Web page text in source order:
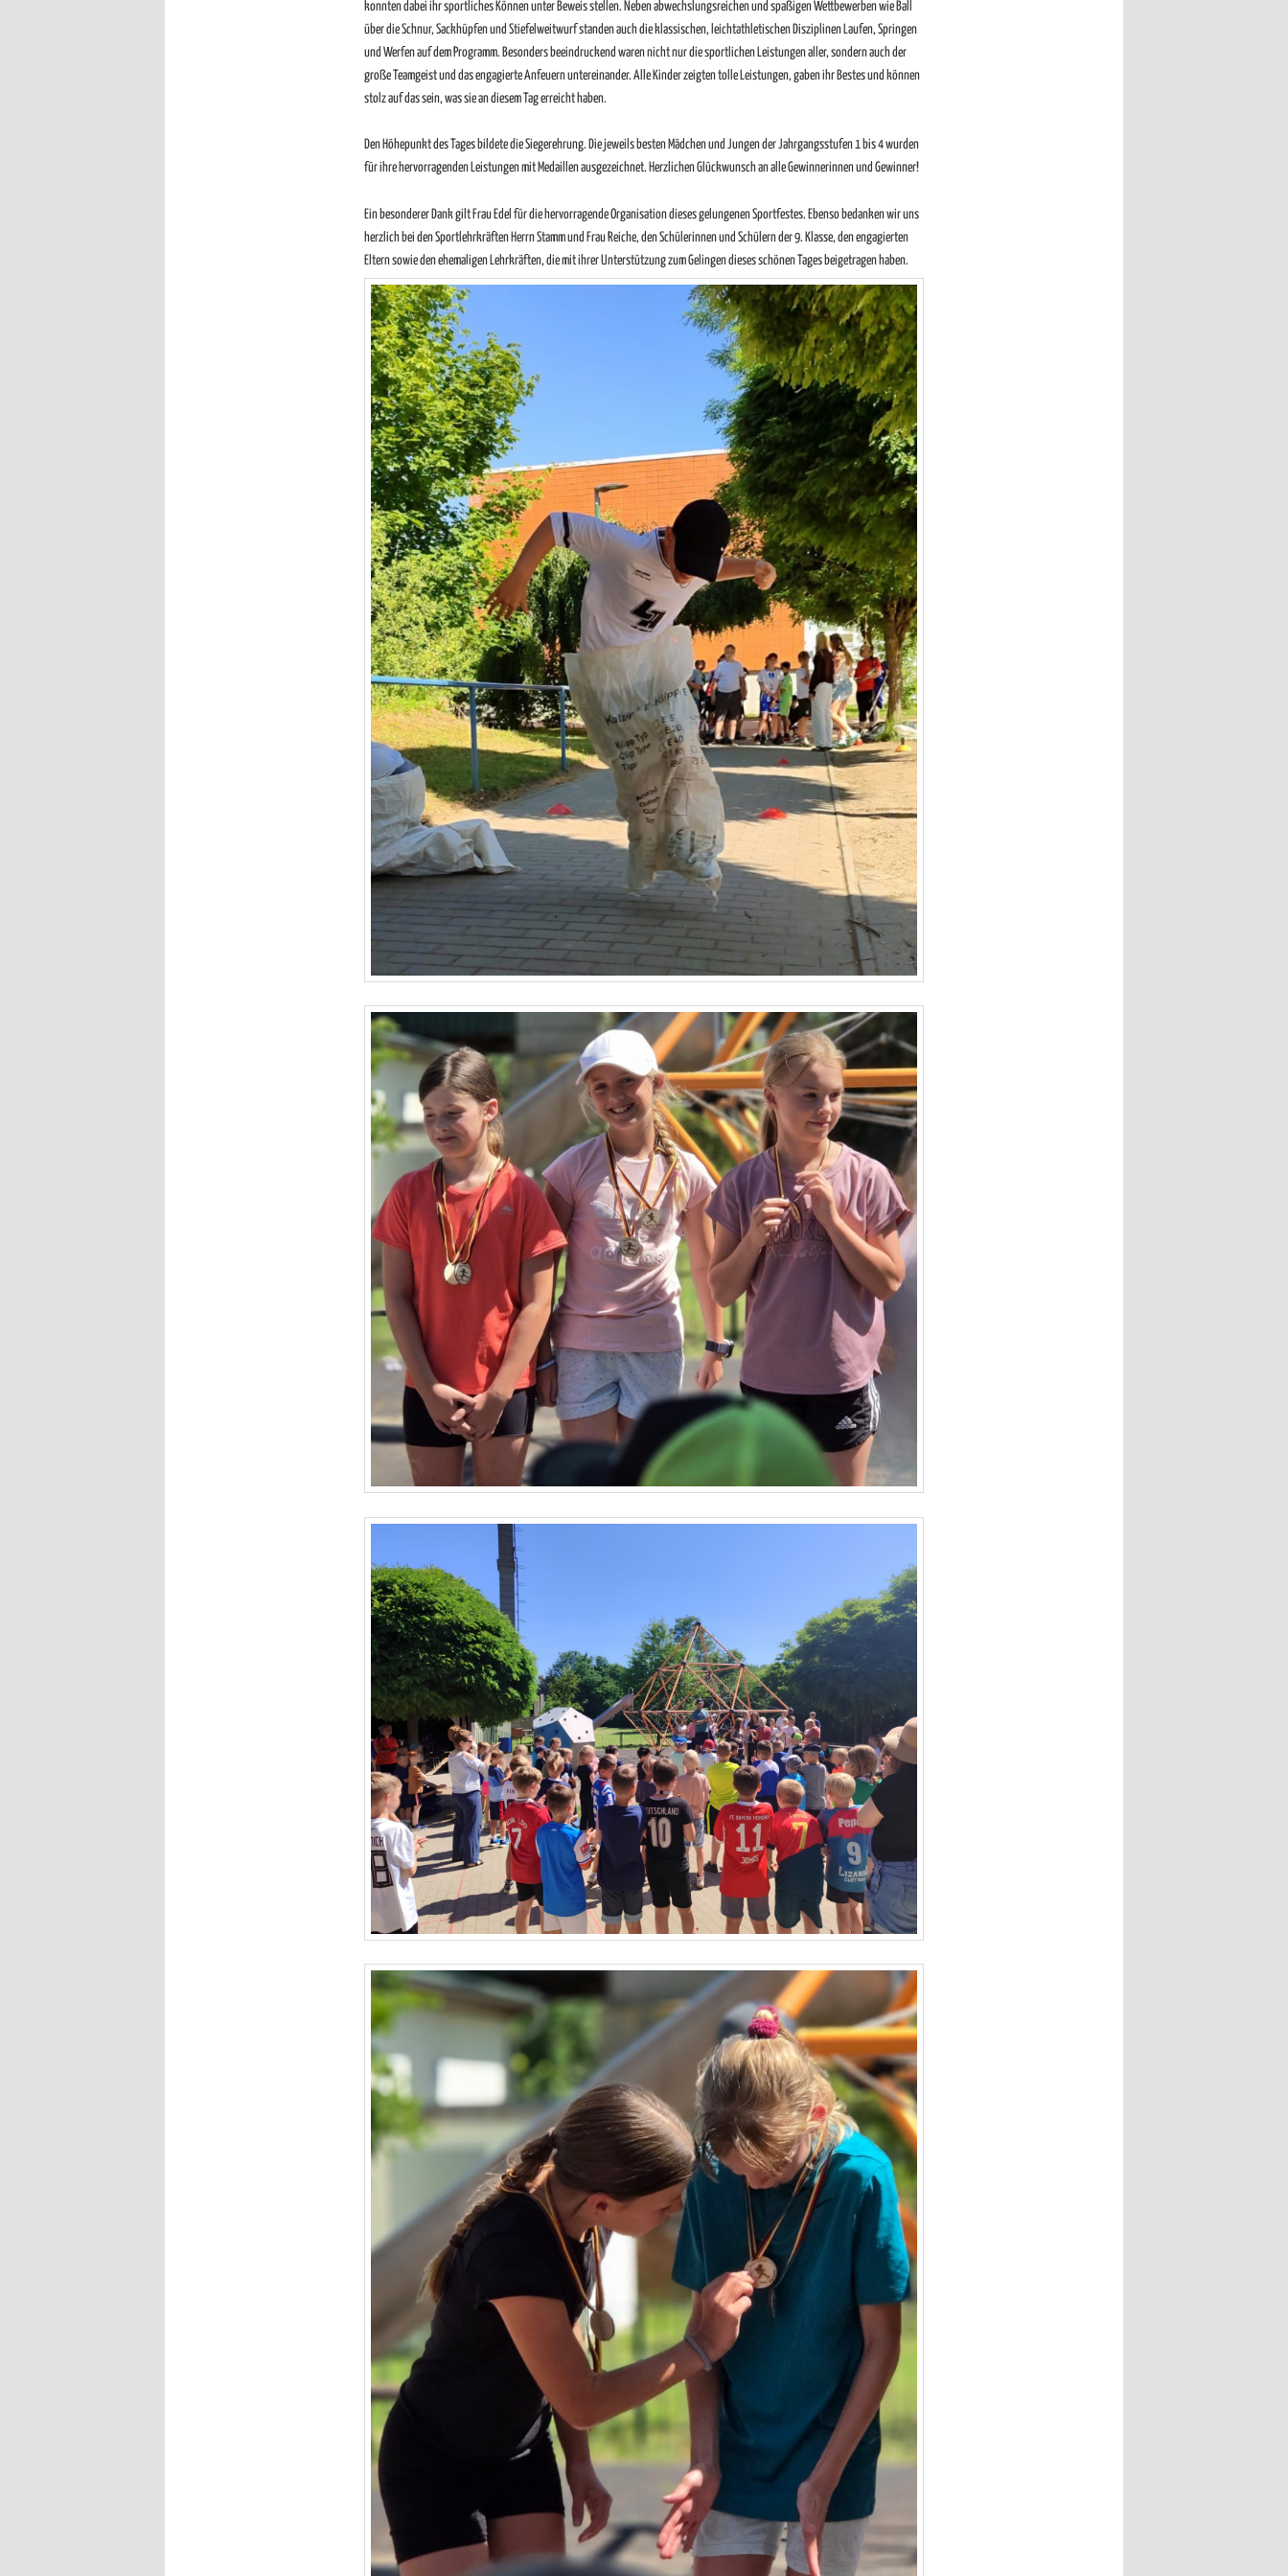
konnten dabei ihr sportliches Können unter Beweis stellen. Neben abwechslungsreichen und spaßigen Wettbewerben wie Ball
über die Schnur, Sackhüpfen und Stiefelweitwurf standen auch die klassischen, leichtathletischen Disziplinen Laufen, Springen
und Werfen auf dem Programm. Besonders beeindruckend waren nicht nur die sportlichen Leistungen aller, sondern auch der
große Teamgeist und das engagierte Anfeuern untereinander. Alle Kinder zeigten tolle Leistungen, gaben ihr Bestes und können
stolz auf das sein, was sie an diesem Tag erreicht haben.
Den Höhepunkt des Tages bildete die Siegerehrung. Die jeweils besten Mädchen und Jungen der Jahrgangsstufen 1 bis 4 wurden
für ihre hervorragenden Leistungen mit Medaillen ausgezeichnet. Herzlichen Glückwunsch an alle Gewinnerinnen und Gewinner!
Ein besonderer Dank gilt Frau Edel für die hervorragende Organisation dieses gelungenen Sportfestes. Ebenso bedanken wir uns
herzlich bei den Sportlehrkräften Herrn Stamm und Frau Reiche, den Schülerinnen und Schülern der 9. Klasse, den engagierten
Eltern sowie den ehemaligen Lehrkräften, die mit ihrer Unterstützung zum Gelingen dieses schönen Tages beigetragen haben.